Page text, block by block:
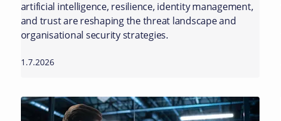
artificial intelligence, resilience, identity management,
and trust are reshaping the threat landscape and
organisational security strategies.
1.7.2026